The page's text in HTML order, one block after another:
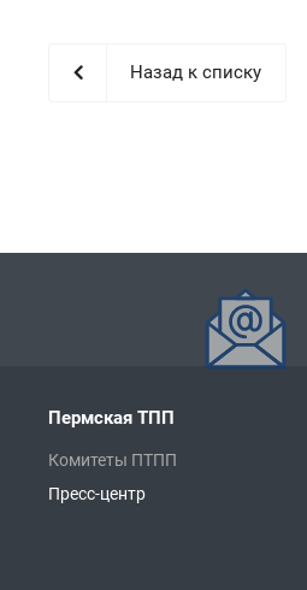
Назад к списку
Пермская ТПП
Комитеты ПТПП
Пресс-центр